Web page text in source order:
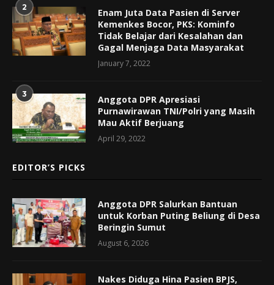
2
Enam Juta Data Pasien di Server
Kemenkes Bocor, PKS: Kominfo
Tidak Belajar dari Kesalahan dan
Gagal Menjaga Data Masyarakat
January 7, 2022
3
Anggota DPR Apresiasi
Purnawirawan TNI/Polri yang Masih
Mau Aktif Berjuang
April 29, 2022
EDITOR’S PICKS
Anggota DPR Salurkan Bantuan
untuk Korban Puting Beliung di Desa
Beringin Sumut
August 6, 2026
Nakes Diduga Hina Pasien BPJS,